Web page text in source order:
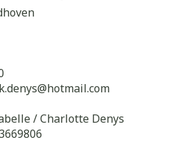
hotmail.com
/ Charlotte Denys